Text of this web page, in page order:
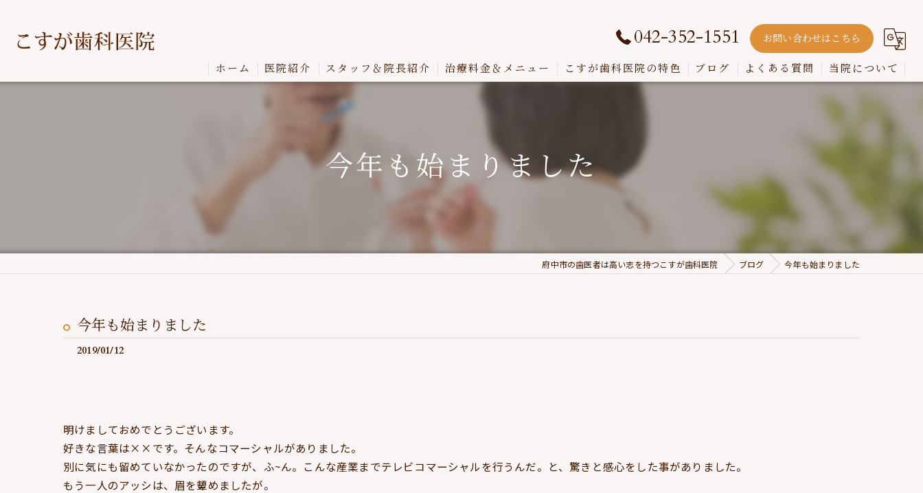
042-352-1551 お問い合わせはこちら
ホーム 医院紹介 スタッフ＆院長紹介 治療料金＆メニュー こすが歯科医院の特色 ブログ よくある質問 当院について
インプラント
入れ歯
歯周病
虫歯
今年も始まりました
府中市の歯医者は高い志を持つこすが歯科医院 ブログ 今年も始まりました
今年も始まりました
2019/01/12
明けましておめでとうございます。
好きな言葉は××です。そんなコマーシャルがありました。
別に気にも留めていなかったのですが、ふ~ん。こんな産業までテレビコマーシャルを行うんだ。と、驚きと感心をした事がありました。
もう一人のアッシは、眉を顰めましたが。